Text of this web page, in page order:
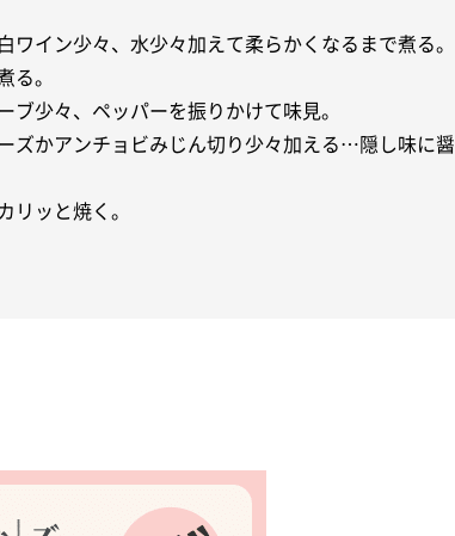
イン少々、水少々加えて柔らかくなるまで煮る。
る。
少々、ペッパーを振りかけて味見。
ズかアンチョビみじん切り少々加える…隠し味に醤
リッと焼く。